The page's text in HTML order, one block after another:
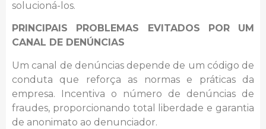
solucioná-los.
PRINCIPAIS PROBLEMAS EVITADOS POR UM
CANAL DE DENÚNCIAS
Um canal de denúncias depende de um código de
conduta que reforça as normas e práticas da
empresa. Incentiva o número de denúncias de
fraudes, proporcionando total liberdade e garantia
de anonimato ao denunciador.